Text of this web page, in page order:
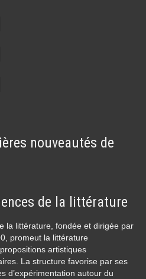
nouveautés de
de la littérature
la littérature, fondée et dirigée par
promeut la littérature
artistiques
La structure favorise par ses
d’expérimentation autour du